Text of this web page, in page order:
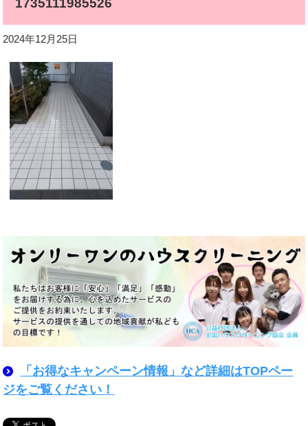
1735111985526
2024年12月25日
「お得なキャンペーン情報」など詳細はTOPペー
ジをご覧ください！